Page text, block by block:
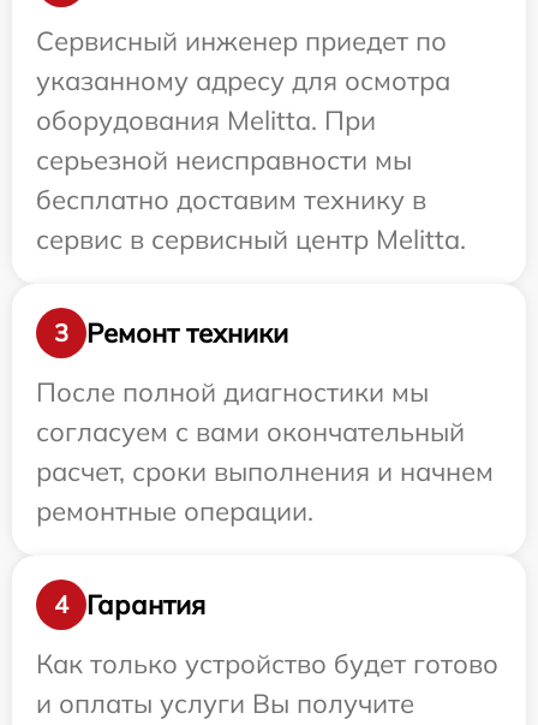
Сервисный инженер приедет по
указанному адресу для осмотра
оборудования Melitta. При
серьезной неисправности мы
бесплатно доставим технику в
сервис в сервисный центр Melitta.
3
Ремонт техники
После полной диагностики мы
согласуем с вами окончательный
расчет, сроки выполнения и начнем
ремонтные операции.
4
Гарантия
Как только устройство будет готово
и оплаты услуги Вы получите